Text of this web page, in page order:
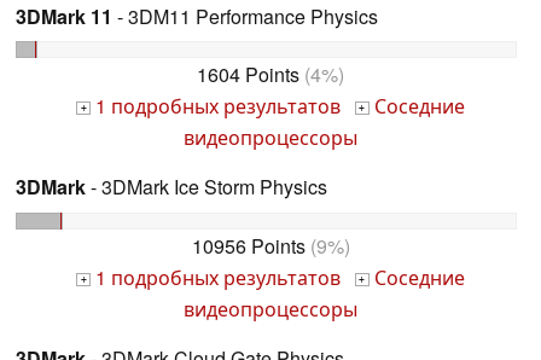
3DMark 11 - 3DM11 Performance Physics
1604 Points (4%)
+ 1 подробных результатов + Соседние
видеопроцессоры
3DMark- 3DMark Ice Storm Physics
10956 Points(9%)
+ 1 подробных результатов + Соседние
видеопроцессоры